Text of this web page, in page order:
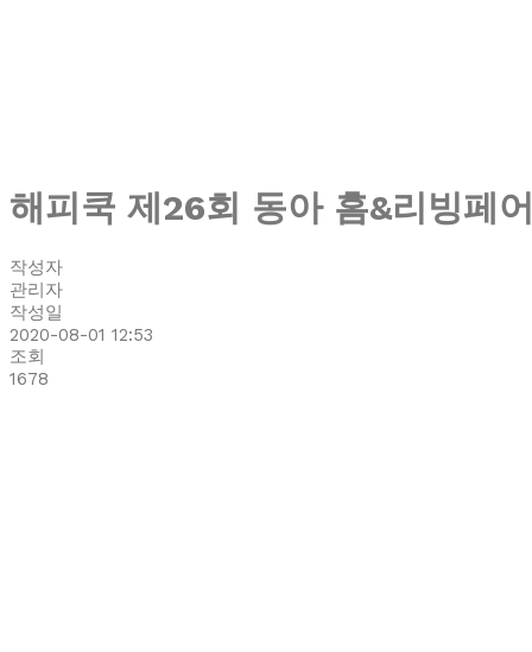
해피쿡 제26회 동아 홈&리빙페
작성자
관리자
작성일
2020-08-01 12:53
조회
1678